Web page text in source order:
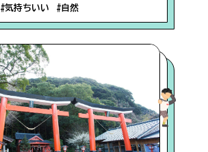
#ファミリー向け
#気持ちいい
#気持ちいい #自然